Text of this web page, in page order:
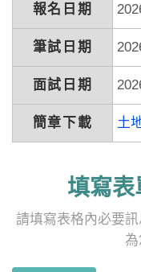
報名日期
筆試日期
面試日期
簡章下載 土
填寫表
請填寫表格內必要
為